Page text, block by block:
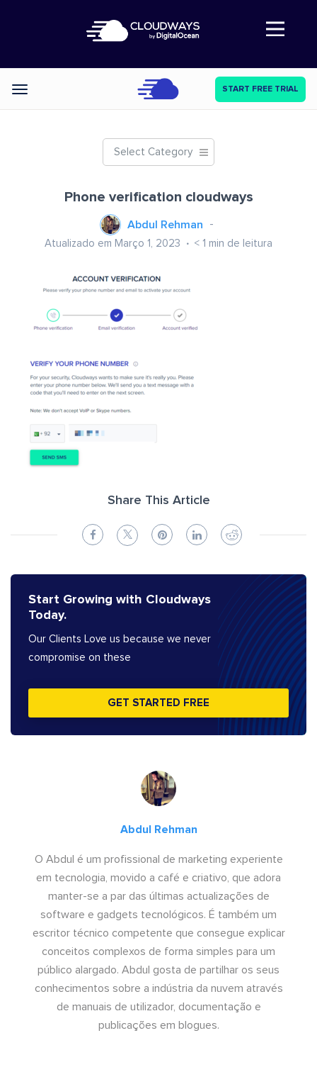
Abre a navegação
Categories START FREE TRIAL
Select Category
Phone verification cloudways
Abdul Rehman
Atualizado em Março 1, 2023 < 1 min de leitura
Share This Article
Start Growing with Cloudways
Today.
Our Clients Love us because we never
compromise on these
GET STARTED FREE
Abdul Rehman
O Abdul é um profissional de marketing experiente
em tecnologia, movido a café e criativo, que adora
manter-se a par das últimas actualizações de
software e gadgets tecnológicos. É também um
escritor técnico competente que consegue explicar
conceitos complexos de forma simples para um
público alargado. Abdul gosta de partilhar os seus
conhecimentos sobre a indústria da nuvem através
de manuais de utilizador, documentação e
publicações em blogues.